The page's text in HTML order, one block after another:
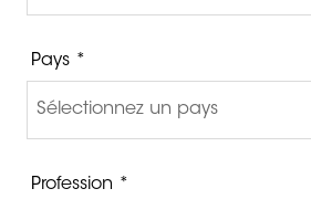
Pays *
Profession *